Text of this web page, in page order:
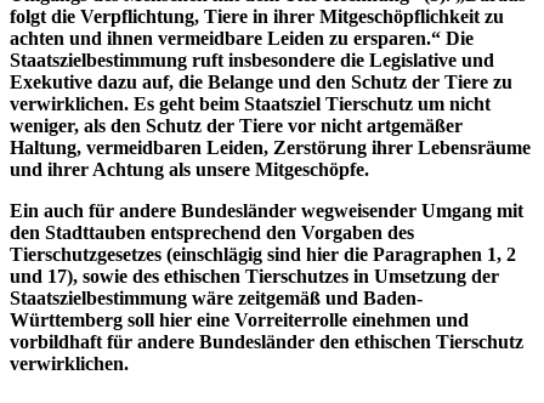
folgt die Verpflichtung, Tiere in ihrer Mitgeschöpflichkeit zu
achten und ihnen vermeidbare Leiden zu ersparen.“ Die
Staatszielbestimmung ruft insbesondere die Legislative und
Exekutive dazu auf, die Belange und den Schutz der Tiere zu
verwirklichen. Es geht beim Staatsziel Tierschutz um nicht
weniger, als den Schutz der Tiere vor nicht artgemäßer
Haltung, vermeidbaren Leiden, Zerstörung ihrer Lebensräume
und ihrer Achtung als unsere Mitgeschöpfe.
Ein auch für andere Bundesländer wegweisender Umgang mit
den Stadttauben entsprechend den Vorgaben des
Tierschutzgesetzes (einschlägig sind hier die Paragraphen 1, 2
und 17), sowie des ethischen Tierschutzes in Umsetzung der
Staatszielbestimmung wäre zeitgemäß und Baden-
Württemberg soll hier eine Vorreiterrolle einehmen und
vorbildhaft für andere Bundesländer den ethischen Tierschutz
verwirklichen.